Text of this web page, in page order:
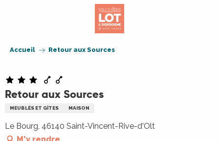
Accueil Retour aux Sources
Retour aux Sources
MEUBLÉS ET GÎTES MAISON
Le Bourg, 46140 Saint-Vincent-Rive-d'Olt